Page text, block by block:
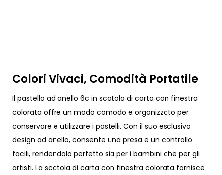
Colori Vivaci, Comodità Portatile
Il pastello ad anello 6c in scatola di carta con finestra
colorata offre un modo comodo e organizzato per
conservare e utilizzare i pastelli. Con il suo esclusivo
design ad anello, consente una presa e un controllo
facili, rendendolo perfetto sia per i bambini che per gli
artisti. La scatola di carta con finestra colorata fornisce